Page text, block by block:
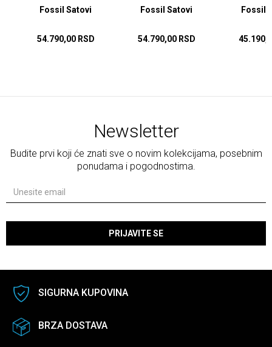
Fossil Satovi
54.790,00 RSD
Fossil Satovi
54.790,00 RSD
Fossil
Newsletter
Budite prvi koji će znati sve o novim kolekcijama, posebnim
ponudama i pogodnostima.
PRIJAVITE SE
SIGURNA KUPOVINA
BRZA DOSTAVA